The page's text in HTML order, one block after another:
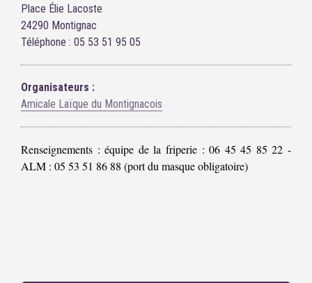
Place Élie Lacoste
24290 Montignac
Téléphone : 05 53 51 95 05
Organisateurs :
Amicale Laïque du Montignacois
Renseignements : équipe de la friperie : 06 45 45 85 22 -
ALM : 05 53 51 86 88 (port du masque obligatoire)